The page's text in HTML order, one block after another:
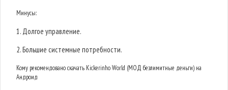
Минусы:
1. Долгое управление.
2. Большие системные потребности.
Кому рекомендовано скачать Kickerinho World (МОД безлимитные деньги) на
Андроид